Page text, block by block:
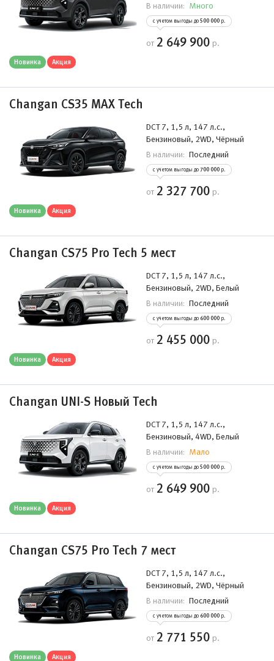
В наличии: Много
с учетом выгоды до 500 000 р.
от 2 649 900 р.
Новинка Акция
Changan CS35 MAX Tech
DCT 7, 1,5 л, 147 л.с.,
Бензиновый, 2WD, Чёрный
В наличии: Последний
с учетом выгоды до 700 000 р.
от 2 327 700 р.
Новинка Акция
Changan CS75 Pro Tech 5 мест
DCT 7, 1,5 л, 147 л.с.,
Бензиновый, 2WD, Белый
В наличии: Последний
с учетом выгоды до 600 000 р.
от 2 455 000 р.
Новинка Акция
Changan UNI-S Новый Tech
DCT 7, 1,5 л, 147 л.с.,
Бензиновый, 4WD, Белый
В наличии: Мало
с учетом выгоды до 500 000 р.
от 2 649 900 р.
Новинка Акция
Changan CS75 Pro Tech 7 мест
DCT 7, 1,5 л, 147 л.с.,
Бензиновый, 2WD, Чёрный
В наличии: Последний
с учетом выгоды до 600 000 р.
от 2 771 550 р.
Новинка Акция